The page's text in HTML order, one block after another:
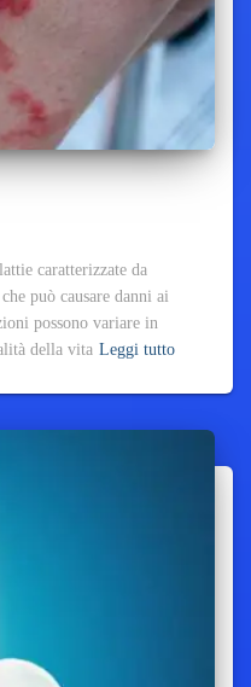
caratterizzate da
può causare danni ai
possono variare in
della vita Leggi tutto